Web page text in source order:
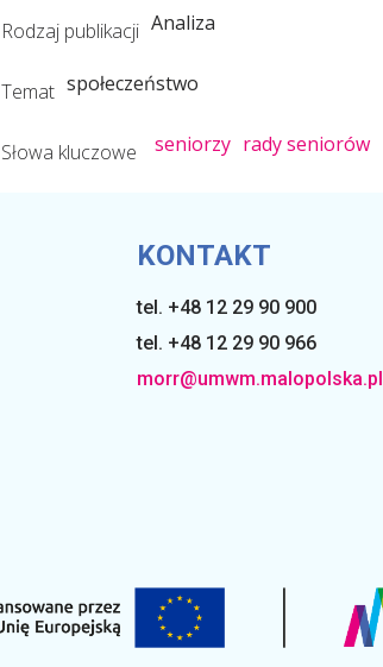
Rodzaj publikacji Analiza
Temat społeczeństwo
Słowa kluczowe seniorzy rady seniorów
KONTAKT
tel. +48 12 29 90 900
tel. +48 12 29 90 966
morr@umwm.malopolska.pl